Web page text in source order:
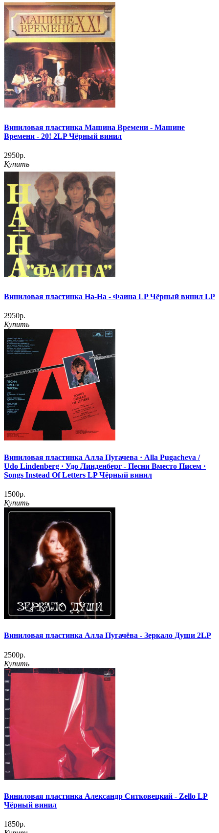
Виниловая пластинка Машина Времени ‎- Машине
Времени - 20! 2LP Чёрный винил
2950р.
Купить
Виниловая пластинка На-На ‎- Фаина LP Чёрный винил LP
2950р.
Купить
Виниловая пластинка Алла Пугачева · Alla Pugacheva /
Udo Lindenberg · Удо Линденберг - Песни Вместо Писем ·
Songs Instead Of Letters LP Чёрный винил
1500р.
Купить
Виниловая пластинка Алла Пугачёва - Зеркало Души 2LP
2500р.
Купить
Виниловая пластинка Александр Ситковецкий - Zello LP
Чёрный винил
1850р.